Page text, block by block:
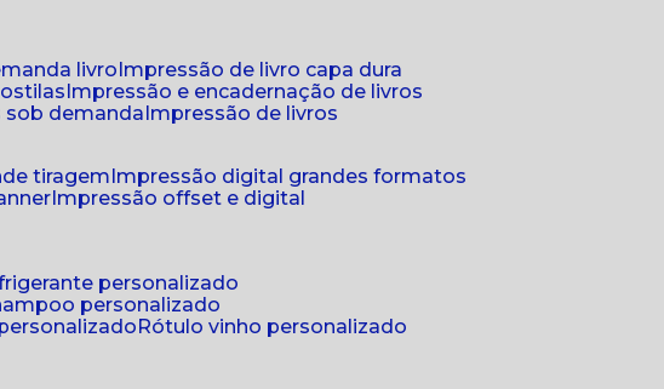
livro impressão de livro capa dura
impressão e encadernação de livros
sob demanda impressão de livros
tiragem impressão digital grandes formatos
impressão offset e digital
personalizado
personalizado
rótulo vinho personalizado